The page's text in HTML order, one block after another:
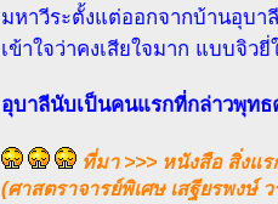
มหาวีระตั้งแต่ออกจากบ้านอุบา
เข้าใจว่าคงเสียใจมาก แบบจิว
อุบาลีนับเป็นคนแรกที่กล่าวพุท
ที่มา >>> หนังสือ สิ่งแ
(ศาสตราจารย์พิเศษ เสฐียรพงษ์